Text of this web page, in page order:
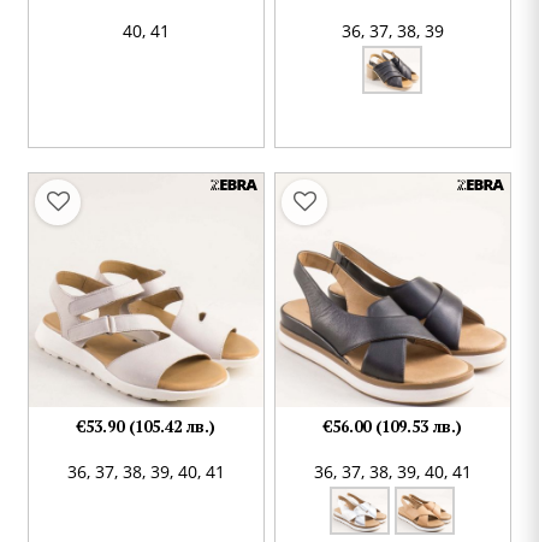
40, 41 36, 37, 38, 39
36, 37, 38, 39, 40, 41
€53.90 (105.42 лв.)
36, 37, 38, 39, 40, 41
€56.00 (109.53 лв.)